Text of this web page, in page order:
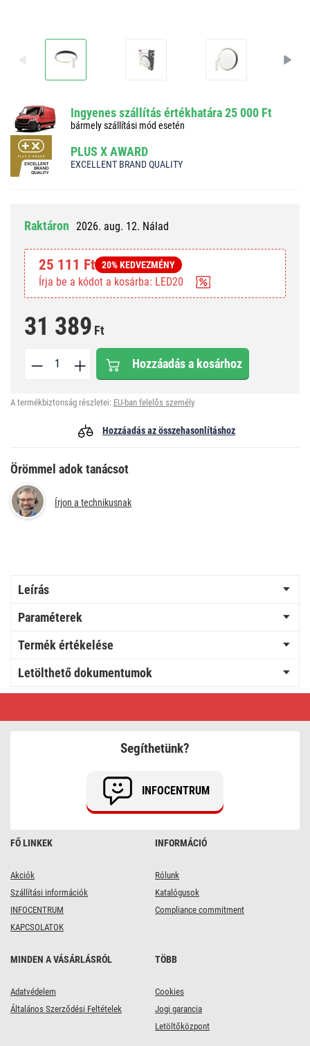
Ingyenes szállítás értékhatára 25 000 Ft
bármely szállítási mód esetén
PLUS X AWARD
EXCELLENT BRAND QUALITY
Raktáron 2026. aug. 12. Nálad
25 111 Ft 20% KEDVEZMÉNY
Írja be a kódot a kosárba: LED20
31 389 Ft
Hozzáadás a kosárhoz
A termékbiztonság részletei: EU-ban felelős személy
Hozzáadás az összehasonlításhoz
Örömmel adok tanácsot
Írjon a technikusnak
Leírás
Paraméterek
Termék értékelése
Letölthető dokumentumok
es
feketFŐ LINKEK
Akciók
Szállítási információk
INFOCENTRUM
KAPCSOLATOK
INFORMÁCIÓ
Rólunk
Katalógusok
Compliance commitment
MINDEN A VÁSÁRLÁSRÓL
Adatvédelem
Általános Szerződési Feltételek
TÖBB
Cookies
Jogi garancia
Letöltőközpont
Segíthetünk?
INFOCENTRUM